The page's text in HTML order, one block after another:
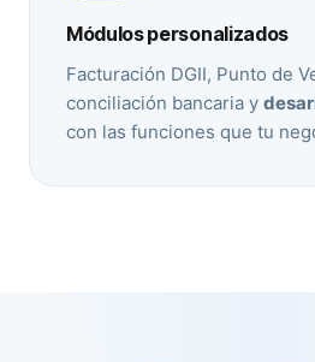
Módulos personalizados
Facturación DGII, Punto de
conciliación bancaria y
con las funciones que tu